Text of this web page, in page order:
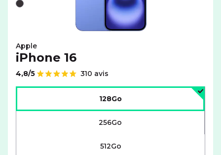
Noir
Apple
iPhone 16
Note de
4,8/5
310 avis
128Go
256Go
512Go